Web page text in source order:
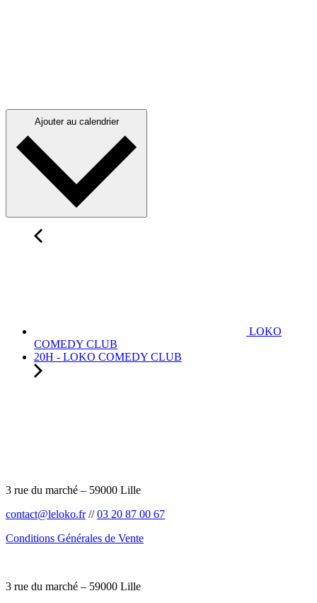
Ajouter au calendrier
LOKO
COMEDY CLUB
20H - LOKO COMEDY CLUB
3 rue du marché – 59000 Lille
contact@leloko.fr//03 20 87 00 67
Conditions Générales de Vente
3 rue du marché – 59000 Lille